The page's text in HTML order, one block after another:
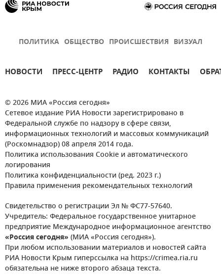
ПОЛИТИКА ОБЩЕСТВО ПРОИСШЕСТВИЯ ВИЗУАЛ
НОВОСТИ ПРЕСС-ЦЕНТР РАДИО КОНТАКТЫ
© 2026 МИА «Россия сегодня»
Сетевое издание РИА Новости зарегистрировано в
Федеральной службе по надзору в сфере связи,
информационных технологий и массовых коммуникаций
(Роскомнадзор) 08 апреля 2014 года.
Политика использования Cookie и автоматического
логирования
Политика конфиденциальности (ред. 2023 г.)
Правила применения рекомендательных технологий
Свидетельство о регистрации Эл № ФС77-57640.
Учредитель: Федеральное государственное унитарное
предприятие Международное информационное агентство
«Россия сегодня» (МИА «Россия сегодня»).
При любом использовании материалов и новостей сайта
РИА Новости Крым гиперссылка на https://crimea.ria.ru
обязательна не ниже второго абзаца текста.